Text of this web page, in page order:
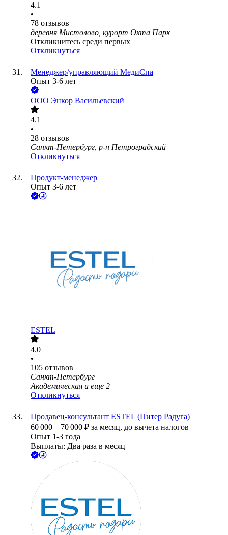
4.1
•
78 отзывов
деревня Мистолово, курорт Охта Парк
Откликнитесь среди первых
Откликнуться
Менеджер/управляющий МедиСпа
Опыт 3-6 лет
ООО Энкор Васильевский
4.1
•
28 отзывов
Санкт-Петербург, р-н Петроградский
Откликнуться
Продукт-менеджер
Опыт 3-6 лет
ESTEL
4.0
•
105 отзывов
Санкт-Петербург
Академическая и еще 2
Откликнуться
Продавец-консультант ESTEL (Питер Радуга)
60 000 – 70 000 ₽ за месяц, до вычета налогов
Опыт 1-3 года
Выплаты: Два раза в месяц